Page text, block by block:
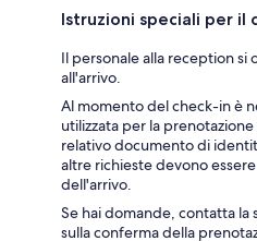
Istruzioni speciali per il
Il personale alla reception
all'arrivo.
Al momento del check-in è
utilizzata per la
relativo documento di
altre richieste devono
dell'arrivo.
Se hai domande, contatta
sulla conferma della